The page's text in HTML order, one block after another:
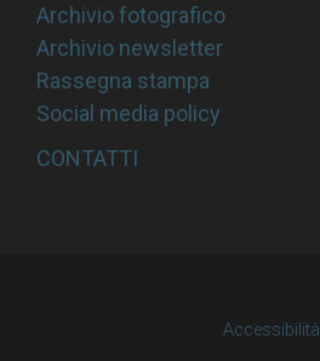
Archivio fotografico
Archivio newsletter
Rassegna stampa
Social media policy
CONTATTI
Accessibilità